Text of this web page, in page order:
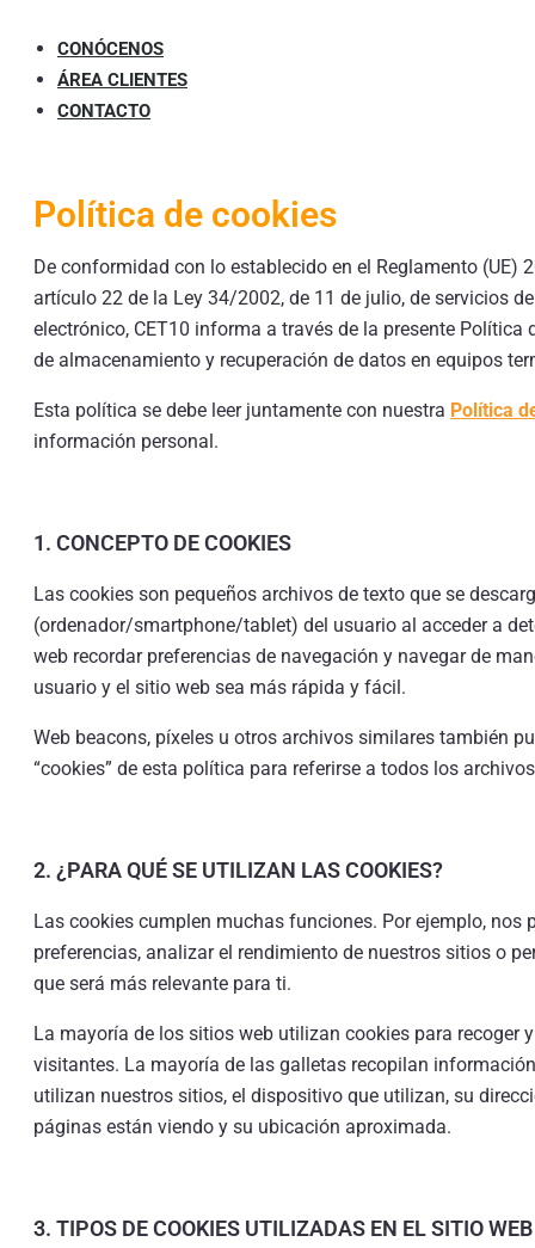
CONÓCENOS
ÁREA CLIENTES
CONTACTO
Política de cookies
De conformidad con lo establecido en el Reglamento (UE)
artículo 22 de la Ley 34/2002, de 11 de julio, de servicios
electrónico, CET10 informa a través de la presente
de almacenamiento y recuperación de datos en equipos
Esta política se debe leer juntamente con nuestra Política
información personal.
1. CONCEPTO DE COOKIES
Las cookies son pequeños archivos de texto que se
(ordenador/smartphone/tablet) del usuario al acceder a
web recordar preferencias de navegación y navegar de
usuario y el sitio web sea más rápida y fácil.
Web beacons, píxeles u otros archivos similares también
“cookies” de esta política para referirse a todos los
2. ¿PARA QUÉ SE UTILIZAN LAS COOKIES?
Las cookies cumplen muchas funciones. Por ejemplo, nos
preferencias, analizar el rendimiento de nuestros sitios o
que será más relevante para ti.
La mayoría de los sitios web utilizan cookies para recoger
visitantes. La mayoría de las galletas recopilan
utilizan nuestros sitios, el dispositivo que utilizan, su
páginas están viendo y su ubicación aproximada.
3. TIPOS DE COOKIES UTILIZADAS EN EL SITIO WEB